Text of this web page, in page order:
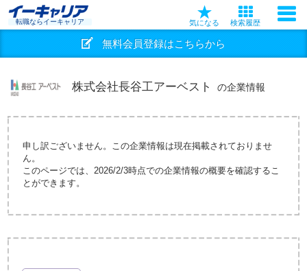
転職ならイーキャリア 気になる 検索履歴
無料会員登録はこちらから
株式会社長谷工アーベスト の企業情報
申し訳ございません。この企業情報は現在掲載されておりませ
ん。
このページでは、2026/2/3時点での企業情報の概要を確認するこ
とができます。